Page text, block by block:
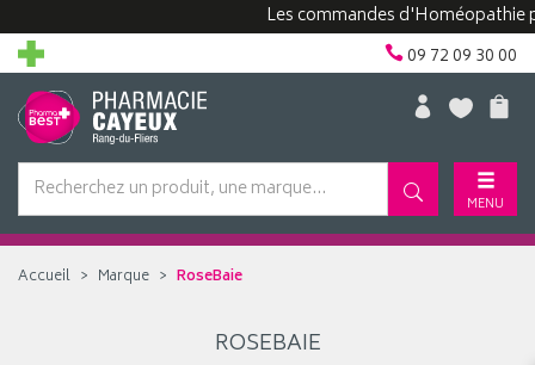
Les commandes d'Homéopathie
09 72 09 30 00
MENU
Accueil Marque RoseBaie
ROSEBAIE